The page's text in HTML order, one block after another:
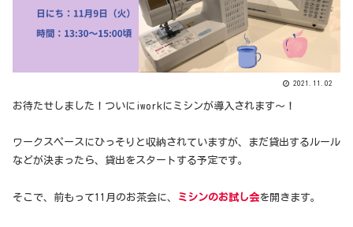
2021.11.02
お待たせしました！ついにiworkにミシンが導入されます～！
ワークスペースにひっそりと収納されていますが、まだ貸出するルール
などが決まったら、貸出をスタートする予定です。
そこで、前もって11月のお茶会に、 ミシンのお試し会を開きます。